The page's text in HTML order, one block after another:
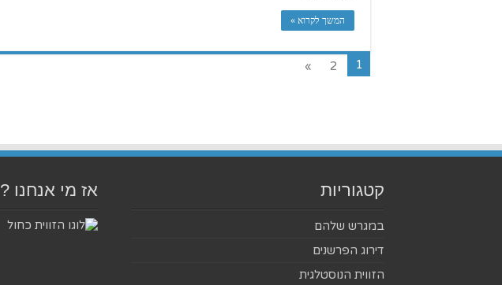
המשך לקרוא »
1
2
»
קטגוריות
במגרש שלהם
דירוג הפרשנים
הזווית הנוסטלגית
אז מי אנחנו ?